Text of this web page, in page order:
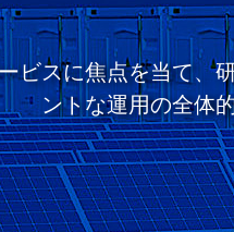
ビスに焦点を当て、
ントな運用の全体